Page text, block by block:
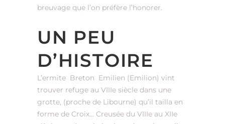
breuvage que l’on préfère l’honorer.
UN PEU
D’HISTOIRE
L’ermite Breton Emilien (Emilion) vint
trouver refuge au VIIIe siècle dans une
grotte, (proche de Libourne) qu’il tailla en
forme de Croix… Creusée du VIIIe au XIIe